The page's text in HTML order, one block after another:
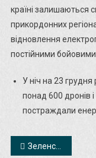
країні залишаються
прикордонних
відновлення
постійними бойовими
У ніч на 23 грудня
понад 600 дронів
постраждали
Навігація
Зеленський звернувся до українців: Новий рік із вірою у мир